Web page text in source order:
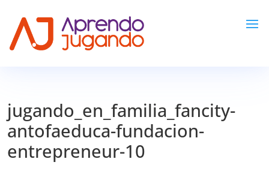
jugando_en_familia_fancity-
antofaeduca-fundacion-
entrepreneur-10